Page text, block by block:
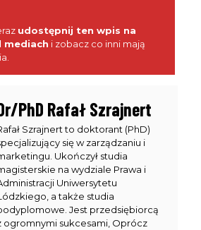
udostępnij ten wpis na
mediach i zobacz co inni mają
PhD Rafał Szrajnert
Szrajnert to doktorant (PhD)
się w zarządzaniu i
Ukończył studia
na wydziale Prawa i
Uniwersytetu
a także studia
Jest przedsiębiorcą
ogromnymi sukcesami, Oprócz